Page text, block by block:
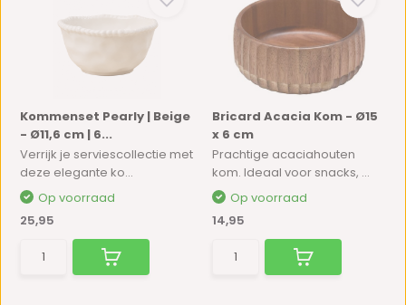
Kommenset Pearly | Beige
- Ø11,6 cm | 6...
Verrijk je serviescollectie met
deze elegante ko...
Op voorraad
25,95
Bricard Acacia Kom - Ø15
x 6 cm
Prachtige acaciahouten
kom. Ideaal voor snacks, ...
Op voorraad
14,95